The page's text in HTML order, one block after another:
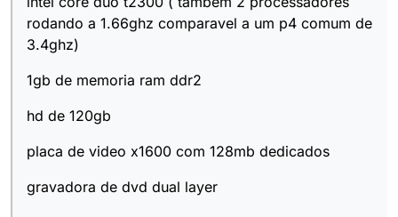
rodando a 1.66ghz comparavel a um p4 comum de
3.4ghz)
1gb de memoria ram ddr2
hd de 120gb
placa de video x1600 com 128mb dedicados
gravadora de dvd dual layer